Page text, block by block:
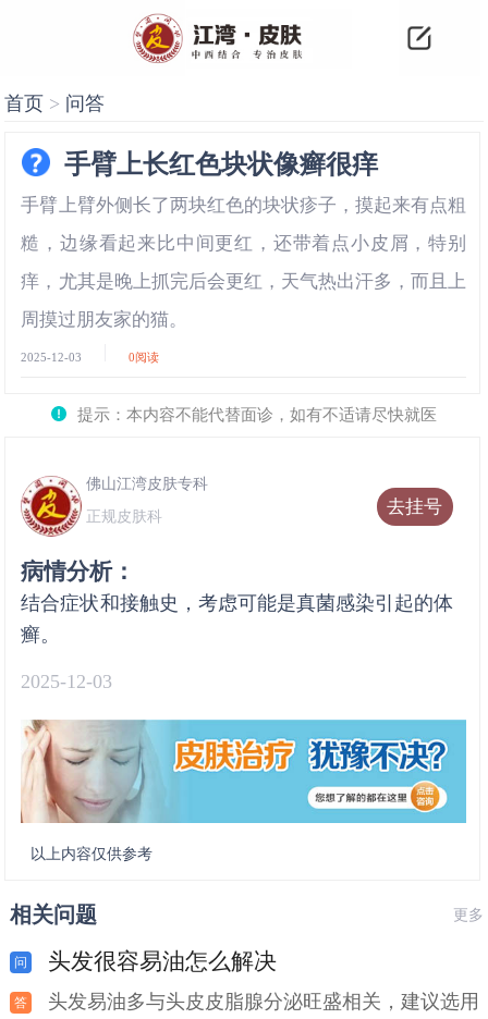
首页 > 问答
手臂上长红色块状像癣很痒
手臂上臂外侧长了两块红色的块状疹子，摸起来有点粗
糙，边缘看起来比中间更红，还带着点小皮屑，特别
痒，尤其是晚上抓完后会更红，天气热出汗多，而且上
周摸过朋友家的猫。
2025-12-03 0阅读
提示：本内容不能代替面诊，如有不适请尽快就医
去挂号
佛山江湾皮肤专科
正规皮肤科
病情分析：
结合症状和接触史，考虑可能是真菌感染引起的体
癣。
2025-12-03
以上内容仅供参考
相关问题 更多
头发很容易油怎么解决
头发易油多与头皮皮脂腺分泌旺盛相关，建议选用